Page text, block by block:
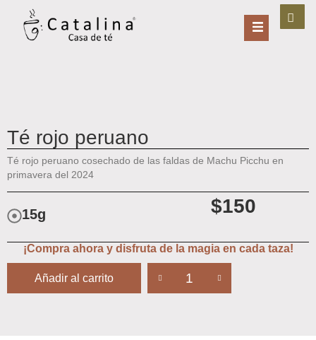
Té rojo peruano
Té rojo peruano cosechado de las faldas de Machu Picchu en
primavera del 2024
15g $150
¡Compra ahora y disfruta de la magia en cada taza!
Añadir al carrito